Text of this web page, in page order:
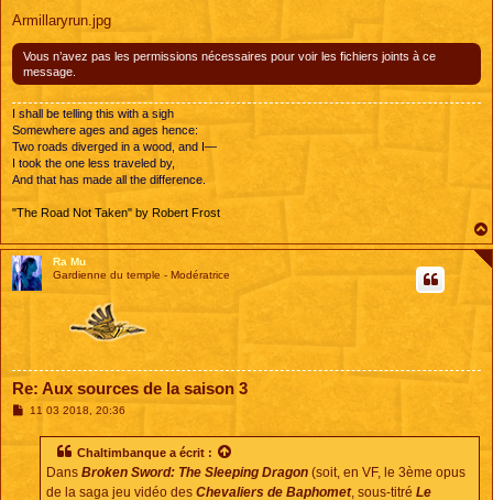
Armillaryrun.jpg
Vous n’avez pas les permissions nécessaires pour voir les fichiers joints à ce
message.
I shall be telling this with a sigh
Somewhere ages and ages hence:
Two roads diverged in a wood, and I—
I took the one less traveled by,
And that has made all the difference.
"The Road Not Taken" by Robert Frost
Ra Mu
Gardienne du temple - Modératrice
Re: Aux sources de la saison 3
M11 03 2018, 20:36
Chaltimbanque a écrit :
Dans Broken Sword: The Sleeping Dragon (soit, en VF, le 3ème opus
de la saga jeu vidéo des Chevaliers de Baphomet, sous-titré Le